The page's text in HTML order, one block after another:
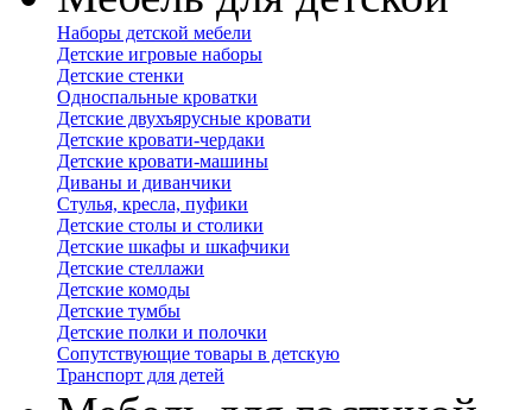
Наборы детской мебели
Детские игровые наборы
Детские стенки
Односпальные кроватки
Детские двухъярусные кровати
Детские кровати-чердаки
Детские кровати-машины
Диваны и диванчики
Стулья, кресла, пуфики
Детские столы и столики
Детские шкафы и шкафчики
Детские стеллажи
Детские комоды
Детские тумбы
Детские полки и полочки
Сопутствующие товары в детскую
Транспорт для детей